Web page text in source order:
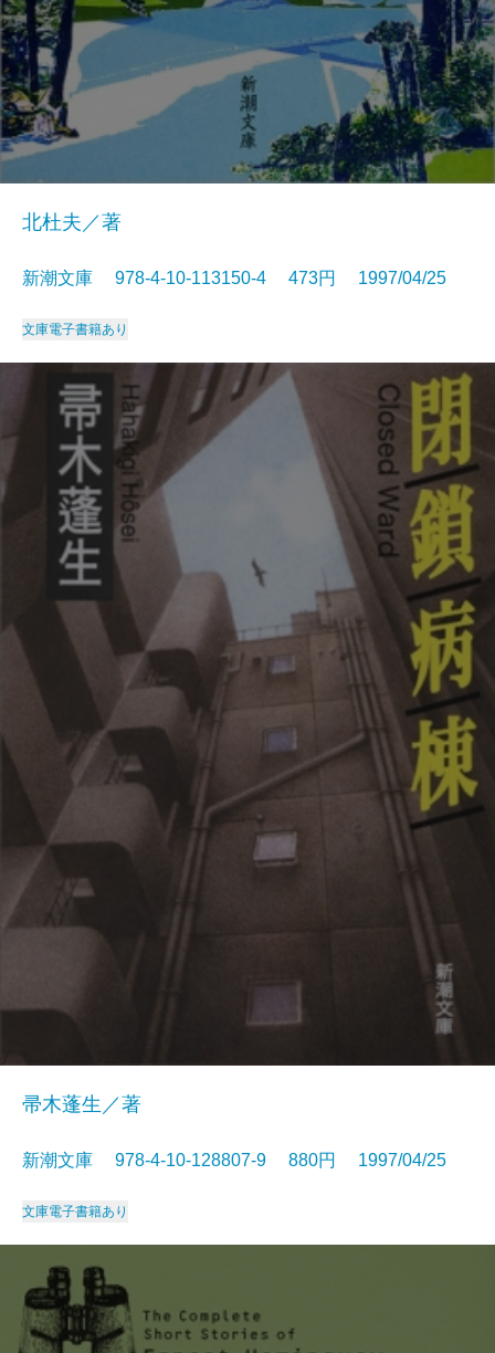
北杜夫／著
新潮文庫 978-4-10-113150-4 473円 1997/04/25
文庫電子書籍あり
帚木蓬生／著
新潮文庫 978-4-10-128807-9 880円 1997/04/25
文庫電子書籍あり